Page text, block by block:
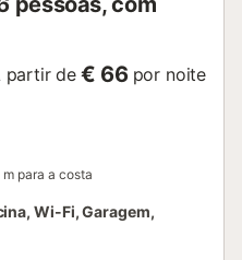
partir de € 66 por noite
m para a costa
Wi-Fi, Garagem,